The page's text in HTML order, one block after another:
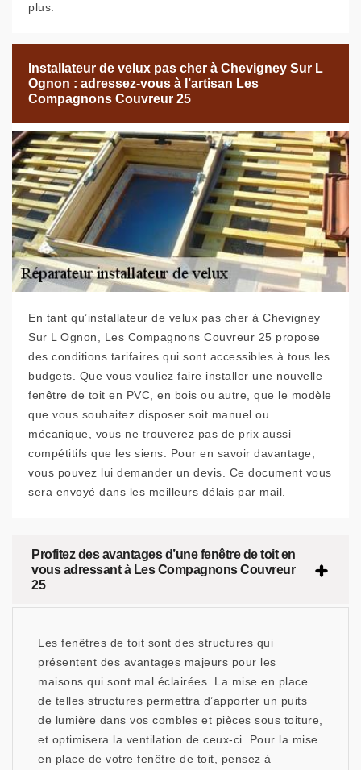
plus.
Installateur de velux pas cher à Chevigney Sur L
Ognon : adressez-vous à l’artisan Les
Compagnons Couvreur 25
En tant qu’installateur de velux pas cher à Chevigney
Sur L Ognon, Les Compagnons Couvreur 25 propose
des conditions tarifaires qui sont accessibles à tous les
budgets. Que vous vouliez faire installer une nouvelle
fenêtre de toit en PVC, en bois ou autre, que le modèle
que vous souhaitez disposer soit manuel ou
mécanique, vous ne trouverez pas de prix aussi
compétitifs que les siens. Pour en savoir davantage,
vous pouvez lui demander un devis. Ce document vous
sera envoyé dans les meilleurs délais par mail.
Profitez des avantages d’une fenêtre de toit en
vous adressant à Les Compagnons Couvreur
25
Les fenêtres de toit sont des structures qui
présentent des avantages majeurs pour les
maisons qui sont mal éclairées. La mise en place
de telles structures permettra d’apporter un puits
de lumière dans vos combles et pièces sous toiture,
et optimisera la ventilation de ceux-ci. Pour la mise
en place de votre fenêtre de toit, pensez à